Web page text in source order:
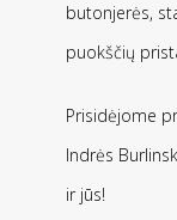
butonjerės,
puokščių
Prisidėjome
Indrės
ir jūs!